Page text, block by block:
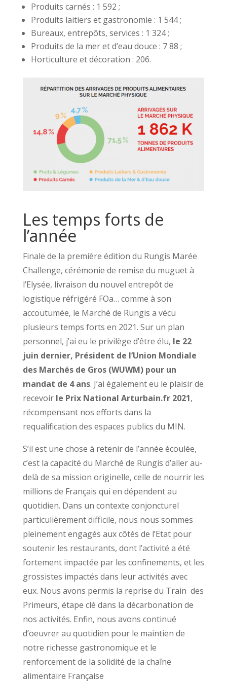
Produits carnés : 1 592 ;
Produits laitiers et gastronomie : 1 544 ;
Bureaux, entrepôts, services : 1 324 ;
Produits de la mer et d’eau douce : 7 88 ;
Horticulture et décoration : 206.
Les temps forts de
l’année
Finale de la première édition du Rungis Marée
Challenge, cérémonie de remise du muguet à
l’Elysée, livraison du nouvel entrepôt de
logistique réfrigéré FOa… comme à son
accoutumée, le Marché de Rungis a vécu
plusieurs temps forts en 2021. Sur un plan
personnel, j’ai eu le privilège d’être élu, le 22
juin dernier, Président de l’Union Mondiale
des Marchés de Gros (WUWM) pour un
mandat de 4 ans. J’ai également eu le plaisir de
recevoir le Prix National Arturbain.fr 2021,
récompensant nos efforts dans la
requalification des espaces publics du MIN.
S’il est une chose à retenir de l’année écoulée,
c’est la capacité du Marché de Rungis d’aller au-
delà de sa mission originelle, celle de nourrir les
millions de Français qui en dépendent au
quotidien. Dans un contexte conjoncturel
particulièrement difficile, nous nous sommes
pleinement engagés aux côtés de l’Etat pour
soutenir les restaurants, dont l’activité a été
fortement impactée par les confinements, et les
grossistes impactés dans leur activités avec
eux. Nous avons permis la reprise du Train des
Primeurs, étape clé dans la décarbonation de
nos activités. Enfin, nous avons continué
d’oeuvrer au quotidien pour le maintien de
notre richesse gastronomique et le
renforcement de la solidité de la chaîne
alimentaire Française